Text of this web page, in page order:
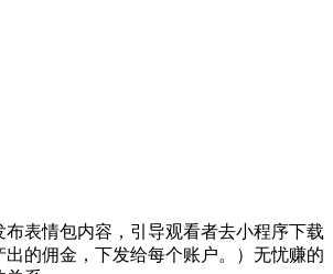
表情包内容，引导观看者去小程序下载
的佣金，下发给每个账户。）无忧赚的